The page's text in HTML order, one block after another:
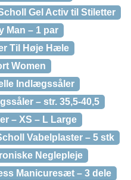
Gel Activ til Stiletter
Man – 1 par
Til Høje Hæle
Women
Indlægssåler
– str. 35,5-40,5
– XS – L Large
Vabelplaster – 5 stk
Neglepleje
Manicuresæt – 3 dele